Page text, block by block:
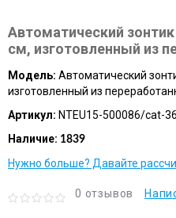
Автоматический
см, изготовленный из
Модель: Автоматический
изготовленный из
Артикул: NTEU15-500086/cat-36
Наличие: 1839
Нужно больше? Давайте
0 отзывов